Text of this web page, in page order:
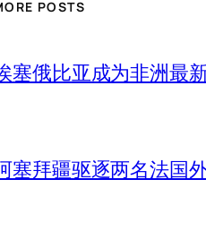
POSTS
塞俄比亚成为非洲最
塞拜疆驱逐两名法国